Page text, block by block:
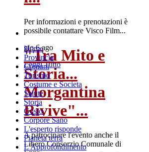
Per informazioni e prenotazioni è
possibile contattare Visco Film...
gio 6 ago
Leggi Tutto
"Tra Mito e
Storia...
Morgantina
Rivive"...
A patrocinare l'evento anche il
Libero Consorzio Comunale di
Home
Provincia
Comuni
Turismo
Costume e Societa
Salute
Storia
Gusto
Corpore Sano
L'esperto risponde
Pianeta terra
L'Approfondimento